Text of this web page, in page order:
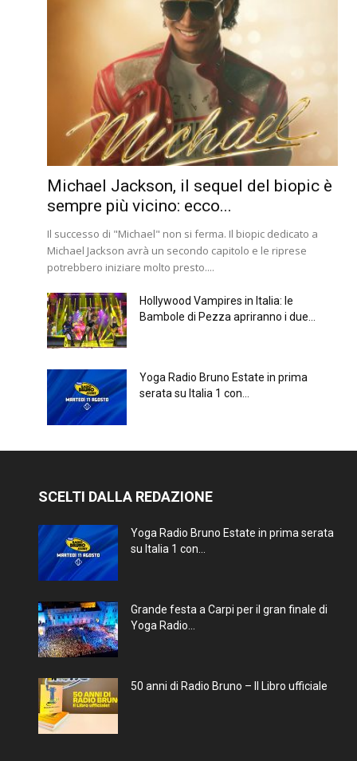
Michael Jackson, il sequel del biopic è
sempre più vicino: ecco...
Il successo di "Michael" non si ferma. Il biopic dedicato a
Michael Jackson avrà un secondo capitolo e le riprese
potrebbero iniziare molto presto....
Hollywood Vampires in Italia: le
Bambole di Pezza apriranno i due...
Yoga Radio Bruno Estate in prima
serata su Italia 1 con...
SCELTI DALLA REDAZIONE
Yoga Radio Bruno Estate in prima serata
su Italia 1 con...
Grande festa a Carpi per il gran finale di
Yoga Radio...
50 anni di Radio Bruno – Il Libro ufficiale